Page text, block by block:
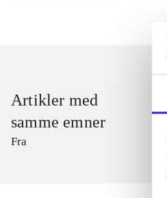
Artikler med
samme emner
Fra